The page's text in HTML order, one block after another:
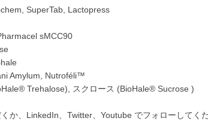
SuperTab, Lactopress
sMCC90
Nutroféli™
Trehalose), スクロース (BioHale® Sucrose )
か、LinkedIn、Twitter、Youtube でフォローしてくだ